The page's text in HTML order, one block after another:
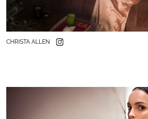
CHRISTA ALLEN